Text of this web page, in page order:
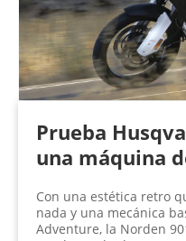
Prueba
una máquina
Con una estética retro
nada y una mecánica
Adventure, la Norden